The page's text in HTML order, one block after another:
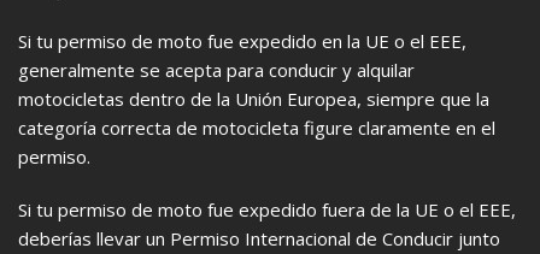
Si tu permiso de moto fue expedido en la UE o el EEE,
generalmente se acepta para conducir y alquilar
motocicletas dentro de la Unión Europea, siempre que la
categoría correcta de motocicleta figure claramente en el
permiso.
Si tu permiso de moto fue expedido fuera de la UE o el EEE,
deberías llevar un Permiso Internacional de Conducir junto